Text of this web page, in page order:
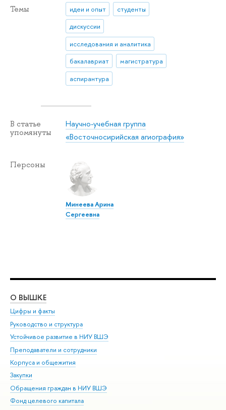
Темы идеи и опыт
студенты
дискуссии
исследования и аналитика
бакалавриат
магистратура
аспирантура
В статье
упомянуты
Научно-учебная группа
«Восточносирийская агиография»
Персоны
Минеева Арина
Сергеевна
О ВЫШКЕ
Цифры и факты
Руководство и структура
Устойчивое развитие в НИУ ВШЭ
Преподаватели и сотрудники
Корпуса и общежития
Закупки
Обращения граждан в НИУ ВШЭ
Фонд целевого капитала